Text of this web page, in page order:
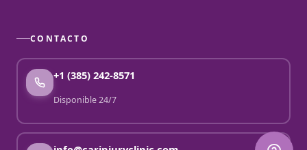
CONTACTO
+1 (385) 242-8571
Disponible 24/7